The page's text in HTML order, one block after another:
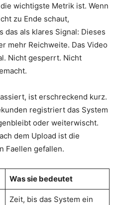
wichtigste Metrik ist. Wenn
zu Ende schaut,
als klares Signal: Dieses
mehr Reichweite. Das Video
Nicht gesperrt. Nicht
ist erschreckend kurz.
registriert das System
oder weiterwischt.
dem Upload ist die
Faellen gefallen.
Was sie bedeutet
Zeit, bis das System ein